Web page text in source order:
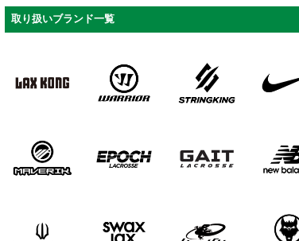
取り扱いブランド一覧